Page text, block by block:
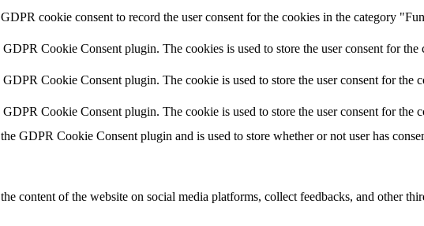
cookie consent to record the user consent for the cookies in the category
Cookie Consent plugin. The cookies is used to store the user consent for
Cookie Consent plugin. The cookie is used to store the user consent for the
Cookie Consent plugin. The cookie is used to store the user consent for the
GDPR Cookie Consent plugin and is used to store whether or not user has
content of the website on social media platforms, collect feedbacks, and other